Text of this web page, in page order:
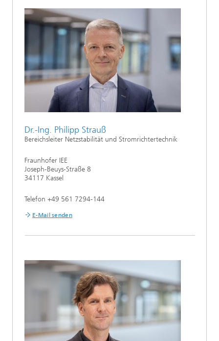
Dr.-Ing. Philipp Strauß
Bereichsleiter Netzstabilität und Stromrichtertechnik
Fraunhofer IEE
Joseph-Beuys-Straße 8
34117 Kassel
Telefon +49 561 7294-144
E-Mail senden